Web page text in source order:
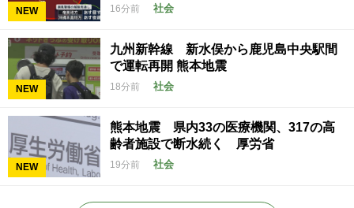
NEW 16分前 社会
NEW
九州新幹線 新水俣から鹿児島中央駅間
で運転再開 熊本地震
18分前 社会
NEW
熊本地震 県内33の医療機関、317の高
齢者施設で断水続く 厚労省
19分前 社会